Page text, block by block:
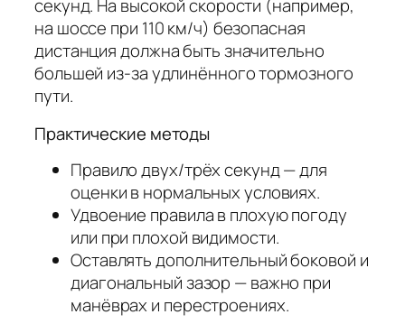
секунд. На высокой скорости (например,
на шоссе при 110 км/ч) безопасная
дистанция должна быть значительно
большей из‑за удлинённого тормозного
пути.
Практические методы
Правило двух/трёх секунд — для
оценки в нормальных условиях.
Удвоение правила в плохую погоду
или при плохой видимости.
Оставлять дополнительный боковой и
диагональный зазор — важно при
манёврах и перестроениях.